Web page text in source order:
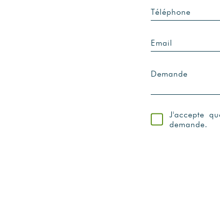
Téléphone
Email
Demande
J'accepte
demande.